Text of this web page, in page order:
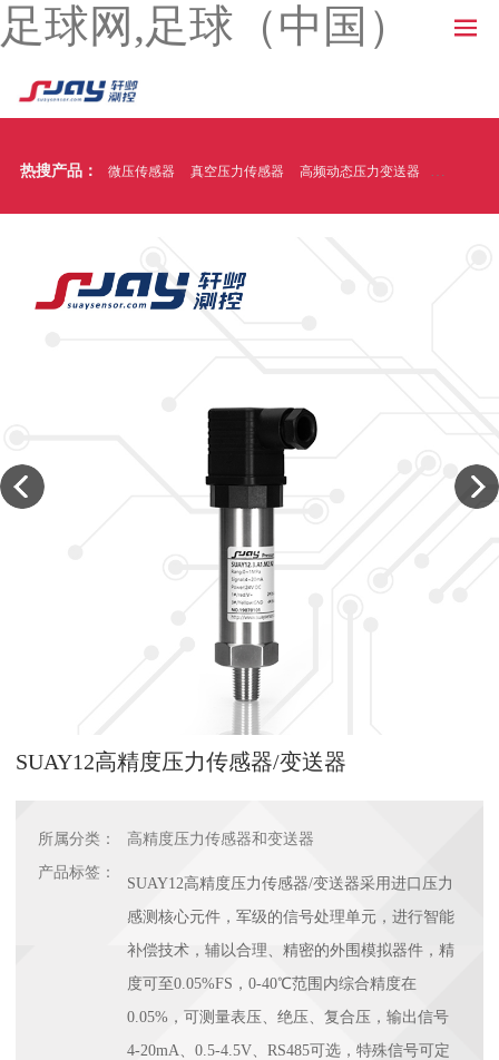
足球网,足球（中国）
热搜产品： 微压传感器 真空压力传感器 高频动态压力变送器 温压一体
SUAY12高精度压力传感器/变送器
所属分类：
高精度压力传感器和变送器
产品标签：
SUAY12高精度压力传感器/变送器采用进口压力
感测核心元件，军级的信号处理单元，进行智能
补偿技术，辅以合理、精密的外围模拟器件，精
度可至0.05%FS，0-40℃范围内综合精度在
0.05%，可测量表压、绝压、复合压，输出信号
4-20mA、0.5-4.5V、RS485可选，特殊信号可定